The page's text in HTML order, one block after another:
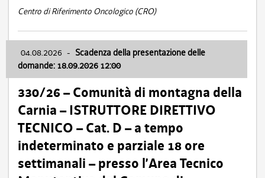
Centro di Riferimento Oncologico (CRO)
04.08.2026 - Scadenza della presentazione delle
domande: 18.09.2026 12:00
330/26 – Comunità di montagna della
Carnia – ISTRUTTORE DIRETTIVO
TECNICO – Cat. D – a tempo
indeterminato e parziale 18 ore
settimanali – presso l’Area Tecnico